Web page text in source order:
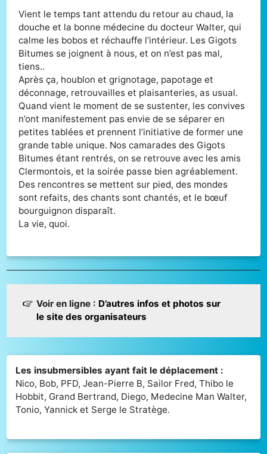
Vient le temps tant attendu du retour au chaud, la
douche et la bonne médecine du docteur Walter, qui
calme les bobos et réchauffe l’intérieur. Les Gigots
Bitumes se joignent à nous, et on n’est pas mal,
tiens..
Après ça, houblon et grignotage, papotage et
déconnage, retrouvailles et plaisanteries, as usual.
Quand vient le moment de se sustenter, les convives
n’ont manifestement pas envie de se séparer en
petites tablées et prennent l’initiative de former une
grande table unique. Nos camarades des Gigots
Bitumes étant rentrés, on se retrouve avec les amis
Clermontois, et la soirée passe bien agréablement.
Des rencontres se mettent sur pied, des mondes
sont refaits, des chants sont chantés, et le bœuf
bourguignon disparaît.
La vie, quoi.
Voir en ligne : D’autres infos et photos sur
le site des organisateurs
Les insubmersibles ayant fait le déplacement :
Nico, Bob, PFD, Jean-Pierre B, Sailor Fred, Thibo le
Hobbit, Grand Bertrand, Diego, Medecine Man Walter,
Tonio, Yannick et Serge le Stratège.